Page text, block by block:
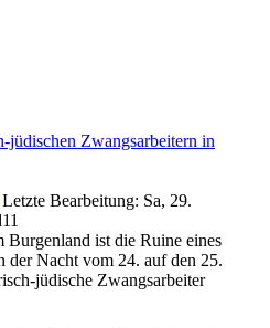
jüdischen Zwangsarbeitern in
Letzte Bearbeitung: Sa, 29.
ist die Ruine eines
der Nacht vom 24. auf den 25.
jüdische Zwangsarbeiter